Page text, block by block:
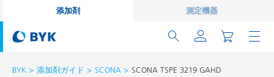
添加剤 測定機器
BYK 添加剤ガイド SCONA SCONA TSPE 3219 GAHD